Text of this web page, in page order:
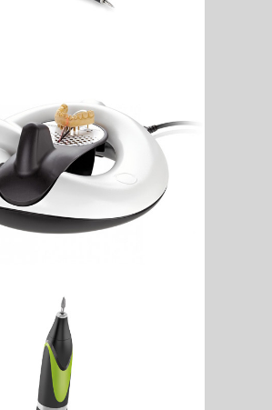
Q Mobil